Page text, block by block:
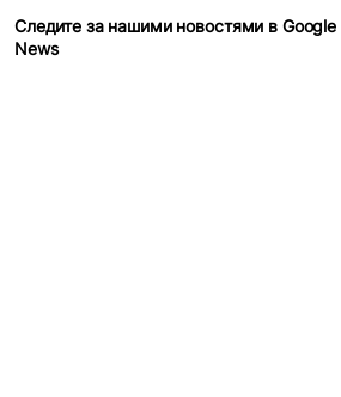
Следите за нашими новостями в Google
News